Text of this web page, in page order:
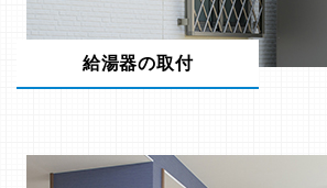
給湯器の取付